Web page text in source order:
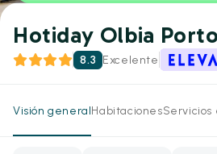
Hotiday Olbia Porto
8.3 Excelente
Visión generalHabitacionesServicios